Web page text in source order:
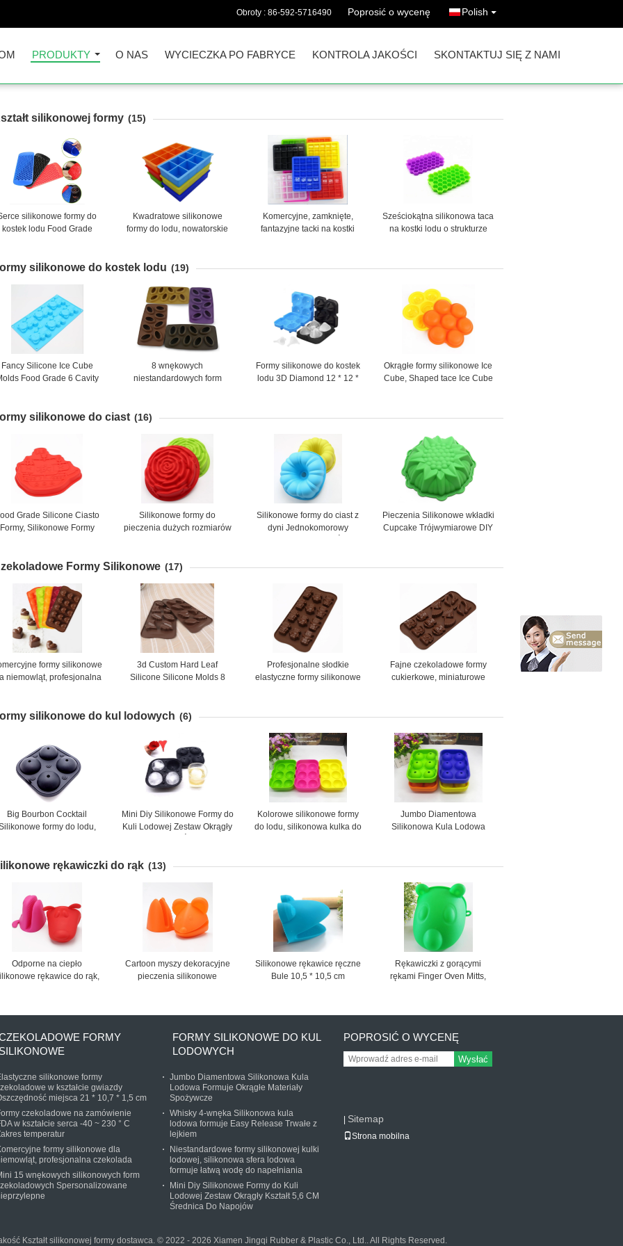
Obroty : 86-592-5716490 Poprosić o wycenę Polish
PRODUKTY O NAS WYCIECZKA PO FABRYCE KONTROLA JAKOŚCI SKONTAKTUJ SIĘ Z NAMI
silikonowej formy (15)
silikonowe formy do
kostek lodu Food Grade
Kwadratowe silikonowe
formy do lodu, nowatorskie
Komercyjne, zamknięte,
fantazyjne tacki na kostki
pojemności
Sześciokątna silikonowa taca
na kostki lodu o strukturze
silikonowe do kostek lodu (19)
Fancy Silicone Ice Cube
Food Grade 6 Cavity
8 wnękowych
niestandardowych form
Shaped
Formy silikonowe do kostek
lodu 3D Diamond 12 * 12 *
Okrągłe formy silikonowe Ice
Cube, Shaped tace Ice Cube
silikonowe do ciast (16)
Grade Silicone Ciasto
Formy, Silikonowe Formy
Silikonowe formy do
pieczenia dużych rozmiarów
Silikonowe formy do ciast z
dyni Jednokomorowy
Pieczenia Silikonowe wkładki
Cupcake Trójwymiarowe DIY
Formy Silikonowe (17)
formy silikonowe
niemowląt, profesjonalna
3d Custom Hard Leaf
Silicone Silicone Molds 8
Profesjonalne słodkie
elastyczne formy silikonowe
Fajne czekoladowe formy
cukierkowe, miniaturowe
silikonowe do kul lodowych (6)
Big Bourbon Cocktail
formy do lodu,
Mini Diy Silikonowe Formy do
Kuli Lodowej Zestaw Okrągły
Kolorowe silikonowe formy
do lodu, silikonowa kulka do
Jumbo Diamentowa
Silikonowa Kula Lodowa
rękawiczki do rąk (13)
Odporne na ciepło
rękawice do rąk,
psa
Cartoon myszy dekoracyjne
pieczenia silikonowe
Silikonowe rękawice ręczne
Bule 10,5 * 10,5 cm
Rękawiczki z gorącymi
rękami Finger Oven Mitts,
FORMY
SILIKONOWE
silikonowe formy
w kształcie gwiazdy
miejsca 21 * 10,7 * 1,5 cm
czekoladowe na zamówienie
w kształcie serca -40 ~ 230 ° C
temperatur
formy silikonowe dla
profesjonalna czekolada
15 wnękowych silikonowych form
Spersonalizowane
FORMY SILIKONOWE DO KUL
LODOWYCH
Jumbo Diamentowa Silikonowa Kula
Lodowa Formuje Okrągłe Materiały
Spożywcze
Whisky 4-wnęka Silikonowa kula
lodowa formuje Easy Release Trwałe z
lejkiem
Niestandardowe formy silikonowej kulki
lodowej, silikonowa sfera lodowa
formuje łatwą wodę do napełniania
Mini Diy Silikonowe Formy do Kuli
Lodowej Zestaw Okrągły Kształt 5,6 CM
Średnica Do Napojów
POPROSIĆ O WYCENĘ
Wysłać
Sitemap
Strona mobilna
Kształt silikonowej formy dostawca. © 2022 - 2026 Xiamen Jingqi Rubber & Plastic Co., Ltd.. All Rights Reserved.